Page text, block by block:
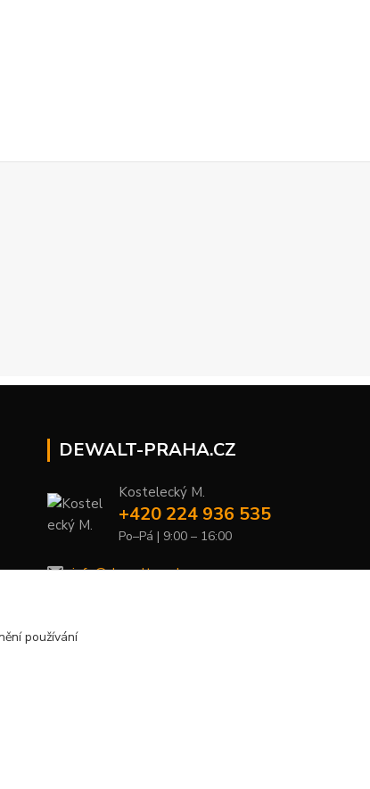
DEWALT-PRAHA.CZ
Kostelecký M.
+420 224 936 535
Po–Pá | 9:00 – 16:00
info@dewalt-praha.cz
používání